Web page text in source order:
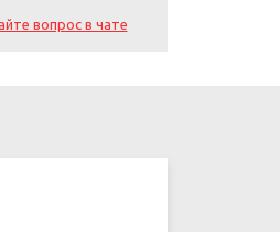
вопрос в чате